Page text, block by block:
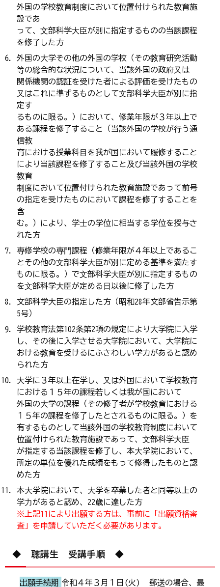
外国の学校教育制度において位置付けられた教育施
設であ
って、⽂部科学⼤⾂が別に指定するものの当該課程
を修了した方
外国の⼤学その他の外国の学校（その教育研究活動
等の総合的な状況について、当該外国の政府⼜は
関係機関の認証を受けた者による評価を受けたもの
⼜はこれに準ずるものとして⽂部科学⼤⾂が別に指
定す
るものに限る。）において、修業年限が３年以上で
ある課程を修了すること（当該外国の学校が⾏う通
信教
育における授業科⽬を我が国において履修すること
により当該課程を修了すること及び当該外国の学校
教育
制度において位置付けられた教育施設であって前号
の指定を受けたものにおいて課程を修了することを
含
む。）により、学⼠の学位に相当する学位を授与さ
れた方
専修学校の専⾨課程（修業年限が４年以上であるこ
とその他の⽂部科学⼤⾂が別に定める基準を満たす
ものに限る。）で⽂部科学⼤⾂が別に指定するもの
を⽂部科学⼤⾂が定める⽇以後に修了した方
文部科学大臣の指定した方（昭和28年文部省告示第
5号）
学校教育法第102条第2項の規定により大学院に入学
し、その後に入学させる大学院において、大学院に
おける教育を受けるにふさわしい学力があると認め
られた方
⼤学に３年以上在学し、⼜は外国において学校教育
における１５年の課程若しくは我が国において
外国の⼤学の課程（その修了者が学校教育における
１５年の課程を修了したとされるものに限る。）を
有するものとして当該外国の学校教育制度において
位置付けられた教育施設であって、⽂部科学⼤⾂
が指定する当該課程を修了し、本⼤学院において、
所定の単位を優れた成績をもって修得したものと認
めた方
本⼤学院において、⼤学を卒業した者と同等以上の
学⼒があると認め、22歳に達した方
※上記11により出願する方は、事前に「出願資格審
査」を申請していただく必要があります。
◆ 聴講生 受講手順 ◆
出願手続期 令和４年３月１日(火)
郵送の場合、最